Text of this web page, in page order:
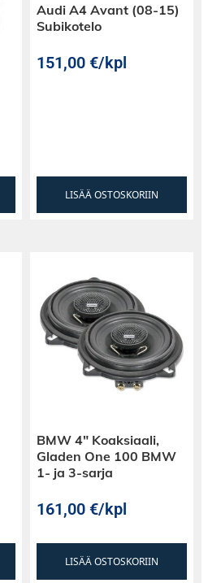
Audi A4 Avant (08-15)
Subikotelo
151,00€/kpl
LISÄÄ OSTOSKORIIN
BMW 4″ Koaksiaali,
Gladen One 100 BMW
1- ja 3-sarja
161,00€/kpl
LISÄÄ OSTOSKORIIN